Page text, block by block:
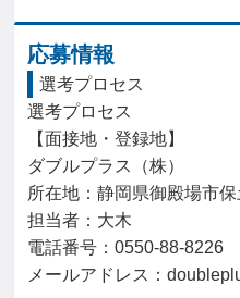
応募情報
選考プロセス
選考プロセス
【面接地・登録地】
ダブルプラス（株）
所在地：静岡県御殿場市
担当者：大木
電話番号：0550-88-8226
メールアドレス：